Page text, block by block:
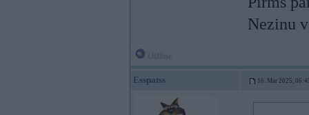
Nezinu
Esspatss 16. Mar 2025,